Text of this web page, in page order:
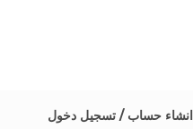
انشاء حساب / تسجيل دخول